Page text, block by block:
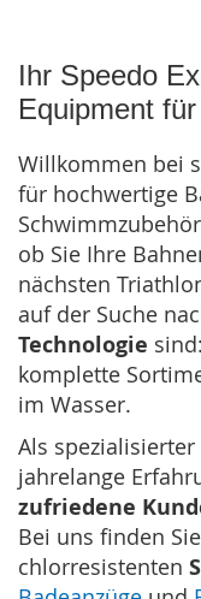
HINZUFÜGEN
Ihr Speedo
Equipment
Willkommen bei
für hochwertige
ob Sie Ihre
nächsten
auf der Suche
Technologie
komplette
im Wasser.
Als
jahrelange
zufriedene
Bei uns finden
chlorresistenten